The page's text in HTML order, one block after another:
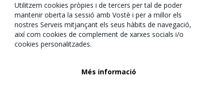
Utilitzem cookies pròpies i de tercers per tal de poder
mantenir oberta la sessió amb Vostè i per a millor els
nostres Serveis mitjançant els seus hàbits de navegació,
així com cookies de complement de xarxes socials i/o
cookies personalitzades.
Més informació
Associació Grupo Artistas Huaxing: CIF G66856535.